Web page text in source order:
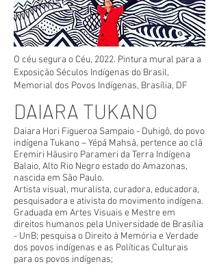
O céu segura o Céu, 2022. Pintura mural para a
Exposição Séculos Indígenas do Brasil,
Memorial dos Povos Indígenas, Brasília, DF
DAIARA TUKANO
Daiara Hori Figueroa Sampaio - Duhigô, do povo
indígena Tukano – Yépá Mahsã, pertence ao clã
Eremiri Hãusiro Parameri da Terra Indígena
Balaio, Alto Rio Negro estado do Amazonas,
nascida em São Paulo.
Artista visual, muralista, curadora, educadora,
pesquisadora e ativista do movimento indígena.
Graduada em Artes Visuais e Mestre em
direitos humanos pela Universidade de Brasília
- UnB; pesquisa o Direito à Memória e Verdade
dos povos indígenas e as Políticas Culturais
para os povos indígenas;